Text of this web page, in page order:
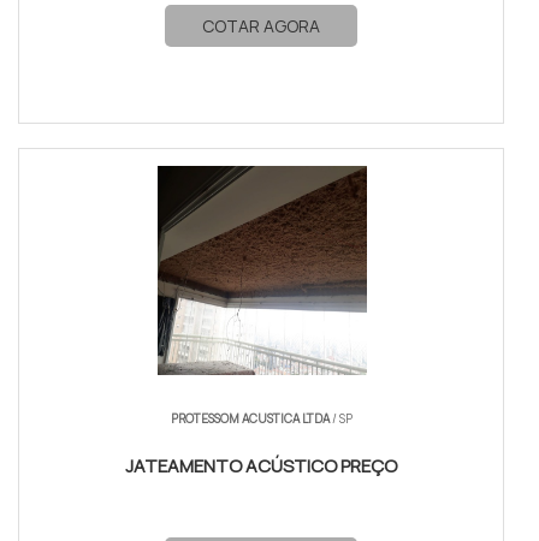
COTAR AGORA
PROTESSOM ACUSTICA LTDA/ SP
JATEAMENTO ACÚSTICO PREÇO